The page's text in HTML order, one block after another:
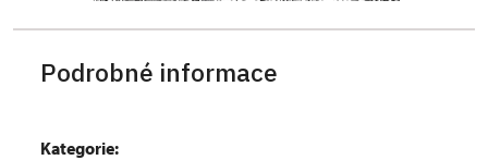
Podrobné informace
Kategorie: